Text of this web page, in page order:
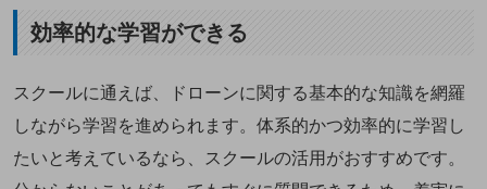
効率的な学習ができる
スクールに通えば、ドローンに関する基本的な知識を網羅
しながら学習を進められます。体系的かつ効率的に学習し
たいと考えているなら、スクールの活用がおすすめです。